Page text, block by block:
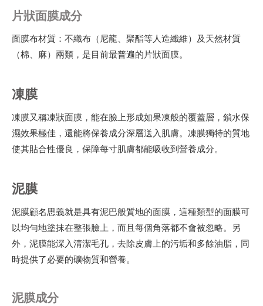
片狀面膜成分
面膜布材質：不織布（尼龍、聚酯等人造纖維）及天然材質
（棉、麻）兩類，是目前最普遍的片狀面膜。
凍膜
凍膜又稱凍狀面膜，能在臉上形成如果凍般的覆蓋層，鎖水保
濕效果極佳，還能將保養成分深層送入肌膚。凍膜獨特的質地
使其貼合性優良，保障每寸肌膚都能吸收到營養成分。
泥膜
泥膜顧名思義就是具有泥巴般質地的面膜，這種類型的面膜可
以均勻地塗抹在整張臉上，而且每個角落都不會被忽略。另
外，泥膜能深入清潔毛孔，去除皮膚上的污垢和多餘油脂，同
時提供了必要的礦物質和營養。
泥膜成分